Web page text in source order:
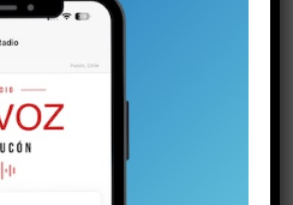
V-87-2025
Julio 23, 2026